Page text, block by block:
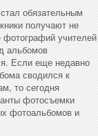
обязательным
получают не
фотографий учителей
альбомов
Если еще недавно
сводился к
то сегодня
фотосъемки
фотоальбомов и